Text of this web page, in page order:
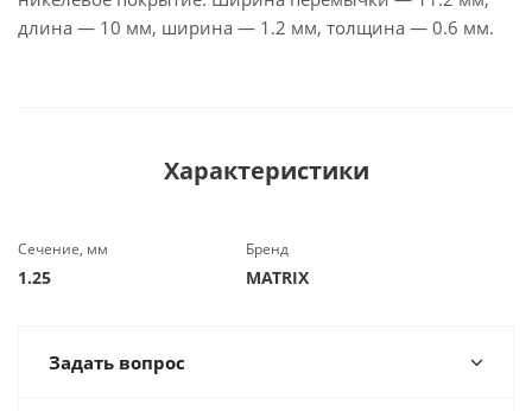
длина — 10 мм, ширина — 1.2 мм, толщина — 0.6 мм.
Характеристики
Сечение, мм
1.25
Бренд
MATRIX
Задать вопрос